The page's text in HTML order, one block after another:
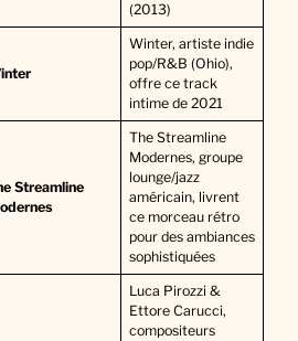
(2013)
Winter, artiste indie
pop/R&B (Ohio),
offre ce track
intime de 2021
Streamline
The Streamline
Modernes, groupe
lounge/jazz
américain, livrent
ce morceau rétro
pour des ambiances
sophistiquées
Luca Pirozzi &
Ettore Carucci,
compositeurs